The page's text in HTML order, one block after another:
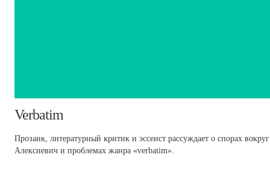
Verbatim
Прозаик, литературный критик и эссеист рассуждает о спорах
Алексиевич и проблемах жанра «verbatim».